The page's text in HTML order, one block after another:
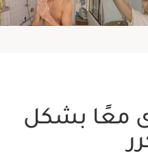
معًا بشكل